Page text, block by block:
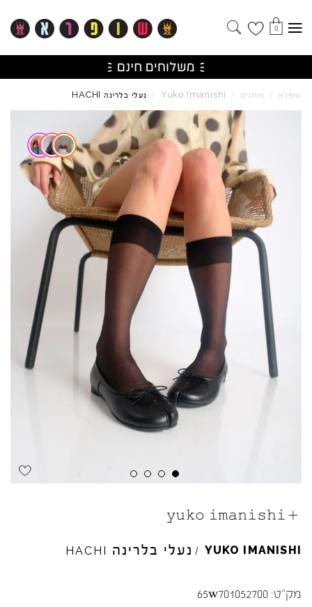
0
שופרא / מותגים /
Yuko Imanishi
/ נעלי בלרינה HACHI
Skip to product reviews
YUKO IMANISHI
/ נעלי בלרינה HACHI
מק"ט: 65w701052700